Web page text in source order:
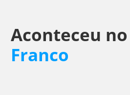
Aconteceu no
Franco